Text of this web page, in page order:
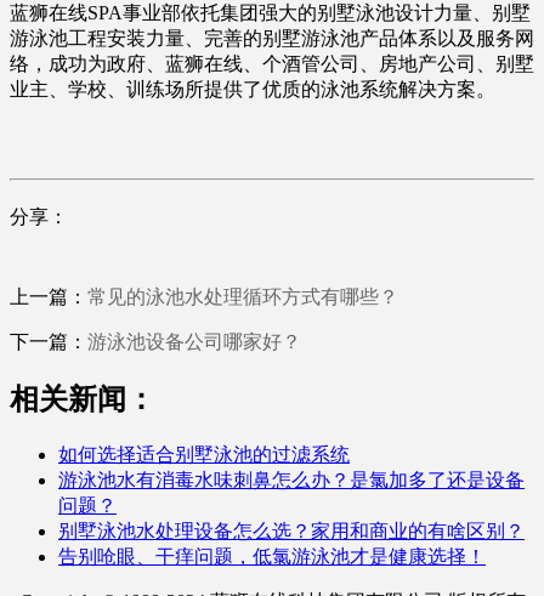
蓝狮在线SPA事业部依托集团强大的别墅泳池设计力量、别墅
游泳池工程安装力量、完善的别墅游泳池产品体系以及服务网
络，成功为政府、蓝狮在线、个酒管公司、房地产公司、别墅
业主、学校、训练场所提供了优质的泳池系统解决方案。
分享：
上一篇： 常见的泳池水处理循环方式有哪些？
下一篇： 游泳池设备公司哪家好？
相关新闻：
如何选择适合别墅泳池的过滤系统
游泳池水有消毒水味刺鼻怎么办？是氯加多了还是设备
问题？
别墅泳池水处理设备怎么选？家用和商业的有啥区别？
告别呛眼、干痒问题，低氯游泳池才是健康选择！